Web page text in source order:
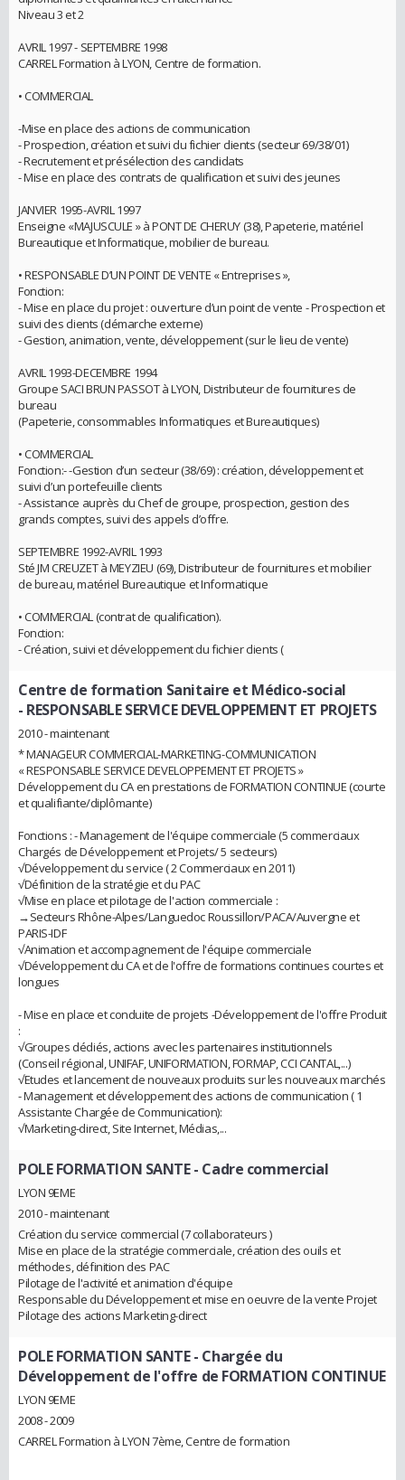
Niveau 3 et 2
AVRIL 1997 - SEPTEMBRE 1998
CARREL Formation à LYON, Centre de formation.
• COMMERCIAL
-Mise en place des actions de communication
- Prospection, création et suivi du fichier clients (secteur 69/38/01)
- Recrutement et présélection des candidats
- Mise en place des contrats de qualification et suivi des jeunes
JANVIER 1995-AVRIL 1997
Enseigne «MAJUSCULE » à PONT DE CHERUY (38), Papeterie, matériel
Bureautique et Informatique, mobilier de bureau.
• RESPONSABLE D’UN POINT DE VENTE « Entreprises »,
Fonction:
- Mise en place du projet : ouverture d’un point de vente - Prospection et
suivi des clients (démarche externe)
- Gestion, animation, vente, développement (sur le lieu de vente)
AVRIL 1993-DECEMBRE 1994
Groupe SACI BRUN PASSOT à LYON, Distributeur de fournitures de
bureau
(Papeterie, consommables Informatiques et Bureautiques)
• COMMERCIAL
Fonction:- -Gestion d’un secteur (38/69) : création, développement et
suivi d’un portefeuille clients
- Assistance auprès du Chef de groupe, prospection, gestion des
grands comptes, suivi des appels d’offre.
SEPTEMBRE 1992-AVRIL 1993
Sté JM CREUZET à MEYZIEU (69), Distributeur de fournitures et mobilier
de bureau, matériel Bureautique et Informatique
• COMMERCIAL (contrat de qualification).
Fonction:
- Création, suivi et développement du fichier clients (
Centre de formation Sanitaire et Médico-social
- RESPONSABLE SERVICE DEVELOPPEMENT ET PROJETS
2010 - maintenant
* MANAGEUR COMMERCIAL-MARKETING-COMMUNICATION
« RESPONSABLE SERVICE DEVELOPPEMENT ET PROJETS »
Développement du CA en prestations de FORMATION CONTINUE (courte
et qualifiante/diplômante)
Fonctions : - Management de l'équipe commerciale (5 commerciaux
Chargés de Développement et Projets/ 5 secteurs)
√Développement du service ( 2 Commerciaux en 2011)
√Définition de la stratégie et du PAC
√Mise en place et pilotage de l'action commerciale :
→Secteurs Rhône-Alpes/Languedoc Roussillon/PACA/Auvergne et
PARIS-IDF
√Animation et accompagnement de l'équipe commerciale
√Développement du CA et de l'offre de formations continues courtes et
longues
- Mise en place et conduite de projets -Développement de l'offre Produit
:
√Groupes dédiés, actions avec les partenaires institutionnels
(Conseil régional, UNIFAF, UNIFORMATION, FORMAP, CCI CANTAL,...)
√Etudes et lancement de nouveaux produits sur les nouveaux marchés
- Management et développement des actions de communication ( 1
Assistante Chargée de Communication):
√Marketing-direct, Site Internet, Médias,...
POLE FORMATION SANTE- Cadre commercial
LYON 9EME
2010 - maintenant
Création du service commercial (7 collaborateurs )
Mise en place de la stratégie commerciale, création des ouils et
méthodes, définition des PAC
Pilotage de l'activité et animation d'équipe
Responsable du Développement et mise en oeuvre de la vente Projet
Pilotage des actions Marketing-direct
POLE FORMATION SANTE- Chargée du
Développement de l'offre de FORMATION CONTINUE
LYON 9EME
2008 - 2009
CARREL Formation à LYON 7ème, Centre de formation